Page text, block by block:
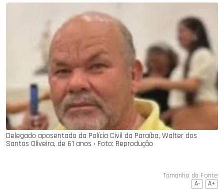
Delegado aposentado da Polícia Civil da Paraíba, Walter dos
Santos Oliveira, de 61 anos ‧ Foto: Reprodução
Tamanho da Fonte
A- A+